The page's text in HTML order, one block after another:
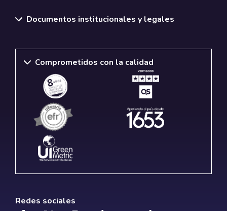
Documentos institucionales y legales
Comprometidos con la calidad
Redes sociales